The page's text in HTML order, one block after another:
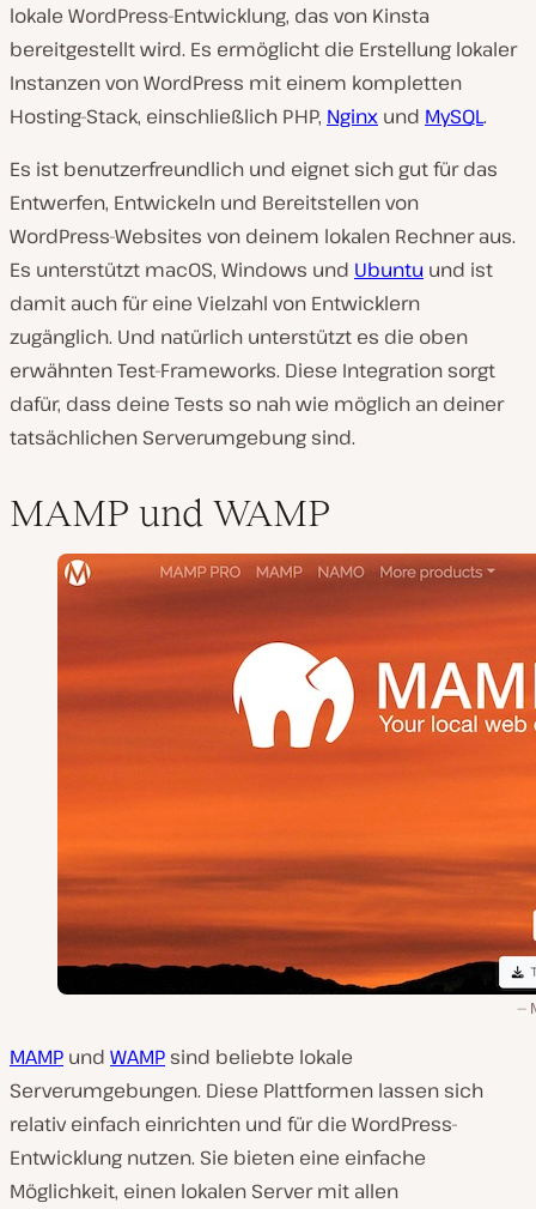
lokale WordPress-Entwicklung, das von Kinsta
bereitgestellt wird. Es ermöglicht die Erstellung lokaler
Instanzen von WordPress mit einem kompletten
Hosting-Stack, einschließlich PHP, Nginx und MySQL.
Es ist benutzerfreundlich und eignet sich gut für das
Entwerfen, Entwickeln und Bereitstellen von
WordPress-Websites von deinem lokalen Rechner aus.
Es unterstützt macOS, Windows und Ubuntu und ist
damit auch für eine Vielzahl von Entwicklern
zugänglich. Und natürlich unterstützt es die oben
erwähnten Test-Frameworks. Diese Integration sorgt
dafür, dass deine Tests so nah wie möglich an deiner
tatsächlichen Serverumgebung sind.
MAMP und WAMP
MAMP und WAMP sind beliebte lokale
Serverumgebungen. Diese Plattformen lassen sich
relativ einfach einrichten und für die WordPress-
Entwicklung nutzen. Sie bieten eine einfache
Möglichkeit, einen lokalen Server mit allen